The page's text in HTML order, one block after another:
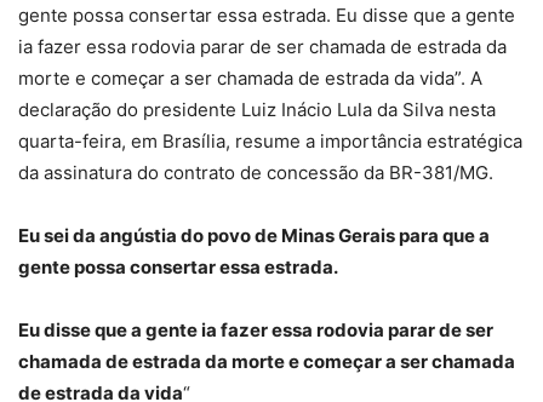
gente possa consertar essa estrada. Eu disse que a gente
ia fazer essa rodovia parar de ser chamada de estrada da
morte e começar a ser chamada de estrada da vida”. A
declaração do presidente Luiz Inácio Lula da Silva nesta
quarta-feira, em Brasília, resume a importância estratégica
da assinatura do contrato de concessão da BR-381/MG.
Eu sei da angústia do povo de Minas Gerais para que a
gente possa consertar essa estrada.
Eu disse que a gente ia fazer essa rodovia parar de ser
chamada de estrada da morte e começar a ser chamada
de estrada da vida“